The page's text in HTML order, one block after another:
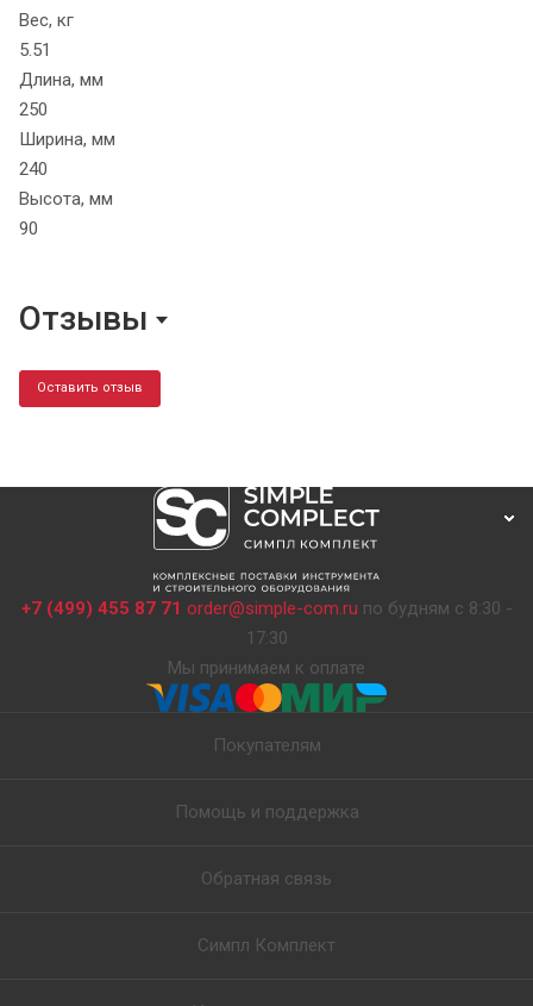
Вес, кг
5.51
Длина, мм
250
Ширина, мм
240
Высота, мм
90
Отзывы
Оставить отзыв
+7 (499) 455 87 71 order@simple-com.ru по будням с 8:30 -
17:30
Мы принимаем к оплате
Покупателям
Помощь и поддержка
Обратная связь
Симпл Комплект